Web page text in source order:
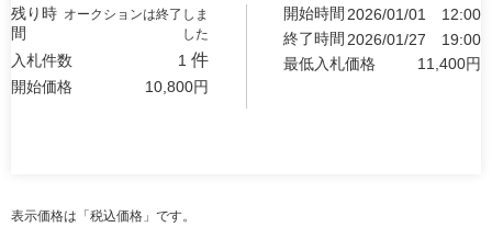
残り時
間
オークションは終了しま
した
入札件数 1 件
開始価格 10,800円
開始時間 2026/01/01
12:00
終了時間 2026/01/27
19:00
最低入札価格
11,400円
表示価格は「税込価格」です。